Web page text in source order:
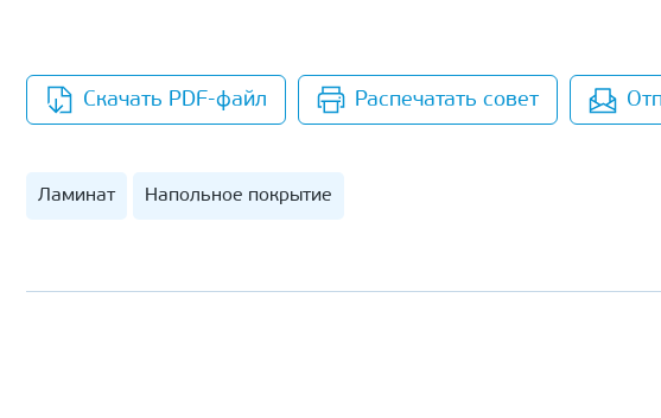
Скачать PDF-файл Распечатать совет
Ламинат Напольное покрытие